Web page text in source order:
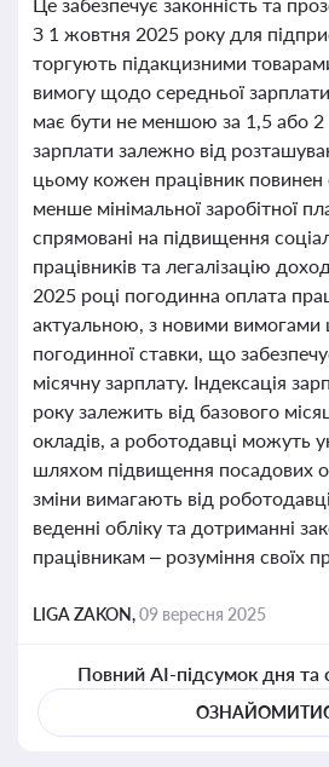
З 1 жовтня 2025 року для
торгують підакцизними
вимогу щодо середньої зарплати
має бути не меншою за 1,5 або 2
зарплати залежно від
цьому кожен працівник повинен
менше мінімальної заробітної
спрямовані на підвищення
працівників та легалізацію
2025 році погодинна оплата
актуальною, з новими вимогами
погодинної ставки, що
місячну зарплату. Індексація
року залежить від базового
окладів, а роботодавці можуть
шляхом підвищення посадових
зміни вимагають від
веденні обліку та дотриманні
працівникам – розуміння своїх
LIGA ZAKON,09 вересня 2025
Повний AI-підсумок дня та